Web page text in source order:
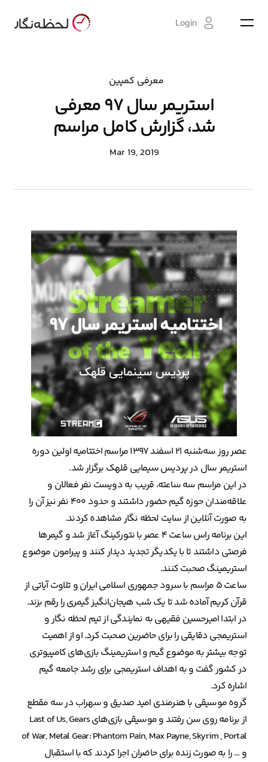
Login
معرفی کمپین
استریمر سال ۹۷ معرفی
شد، گزارش کامل مراسم
Mar 19, 2019
عصر روز سه‌شنبه ۲۱ اسفند ۱۳۹۷ مراسم اختتامیه اولین دوره
استریمر سال در پردیس سیمایی قلهک برگزار شد.
در این مراسم سه ساعته، قریب به دویست نفر فعالان و
علاقه‌مندان حوزه گیم حضور داشتند و حدود ۴۰۰ نفر نیز آن را
به صورت آنلاین از سایت لحظه نگار مشاهده کردند.
این برنامه راس ساعت ۴ عصر با نتورکینگ آغاز شد و گیمرها
فرصتی داشتند تا با یکدیگر تجدید دیدار کنند و پیرامون موضوع
استریمینگ صحبت کنند.
ساعت ۵ مراسم با سرود جمهوری اسلامی ایران و تلاوت آیاتی از
قرآن کریم آماده شد تا یک شب هیجان‌انگیز گیمری را رقم بزند.
در ابتدا امیرحسین فقیهی به نمایندگی از تیم لحظه نگار و
استریمجی دقایقی را برای حاضرین صحبت کرد. او از اهمیت
توجه بیشتر به موضوع گیم و استریمینگ بازی‌های کامپیوتری
در کشور گفت و به اهداف استریمجی برای رشد جامعه گیم
اشاره کرد.
گروه موسیقی با هنرمندی امید صدیق و سهراب در سه مقطع
از برنامه روی سن رفتند و موسیقی بازی‌های Last of Us, Gears
of War, Metal Gear: Phantom Pain, Max Payne, Skyrim , Portal
و … را به صورت زنده برای حاضران اجرا کردند که با استقبال